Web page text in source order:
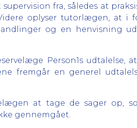
fra, således at
oplyser tutorlægen, at i
og en henvisning
Person1s udtalelse,
fremgår en generel
at tage de sager op,
gennemgået.